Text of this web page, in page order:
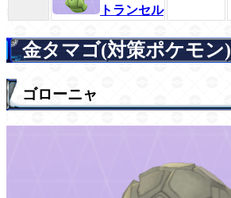
トランセル
金タマゴ(対策ポケモン)
ゴローニャ